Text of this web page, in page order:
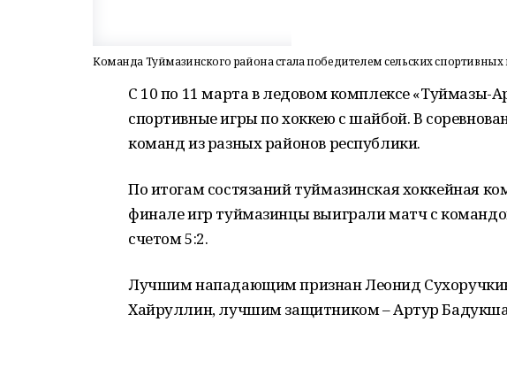
Команда Туймазинского района стала победителем сельских
С 10 по 11 марта в ледовом комплексе «Туймазы-
спортивные игры по хоккею с шайбой. В
команд из разных районов республики.
По итогам состязаний туймазинская хоккейная
финале игр туймазинцы выиграли матч с
счетом 5:2.
Лучшим нападающим признан Леонид
Хайруллин, лучшим защитником – Артур